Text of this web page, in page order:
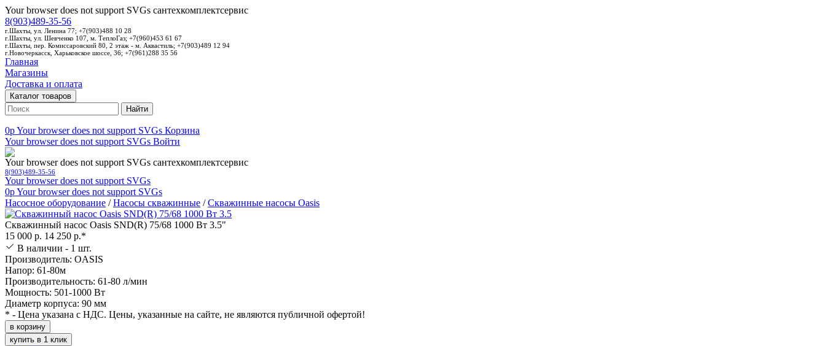
Your browser does not support SVGs сантехкомплектсервис
8(903)489-35-56
г.Шахты, ул. Ленина 77; +7(903)488 10 28
г.Шахты, ул. Шевченко 107, м. ТеплоГаз; +7(960)453 61 67
г.Шахты, пер. Комиссаровский 80, 2 этаж - м. Аквастиль; +7(903)489 12 94
г.Новочеркасск, Харьковское шоссе, 36; +7(961)288 35 56
Главная
Магазины
Доставка и оплата
Каталог товаров
Найти
0pYour browser does not support SVGs Корзина
Your browser does not support SVGs Войти
Your browser does not support SVGs сантехкомплектсервис
8(903)489-35-56
Your browser does not support SVGs
0pYour browser does not support SVGs
Насосное оборудование /Насосы скважинные /Скважинные насосы Oasis
Скважинный насос Oasis SND(R) 75/68 1000 Вт 3.5"
15 000 р. 14 250 р.*
В наличии - 1 шт.
Производитель: OASIS
Напор: 61-80м
Производительность: 61-80 л/мин
Мощность: 501-1000 Вт
Диаметр корпуса: 90 мм
* - Цена указана с НДС. Цены, указанные на сайте, не являются публичной офертой!
в корзину
купить в 1 клик